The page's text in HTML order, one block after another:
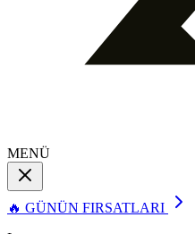
MENÜ
🔥 GÜNÜN FIRSATLARI